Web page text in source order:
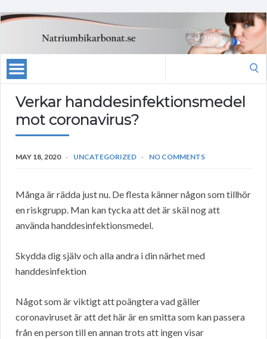
Verkar handdesinfektionsmedel
mot coronavirus?
MAY 18, 2020 UNCATEGORIZED NO COMMENTS
Många är rädda just nu. De flesta känner någon som tillhör
en riskgrupp. Man kan tycka att det är skäl nog att
använda handdesinfektionsmedel.
Skydda dig själv och alla andra i din närhet med
handdesinfektion
Något som är viktigt att poängtera vad gäller
coronaviruset är att det här är en smitta som kan passera
från en person till en annan trots att ingen visar